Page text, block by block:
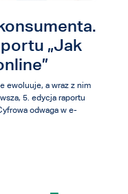
„Jak
ewoluuje, a wraz z nim
5. edycja raportu
odwaga w e-